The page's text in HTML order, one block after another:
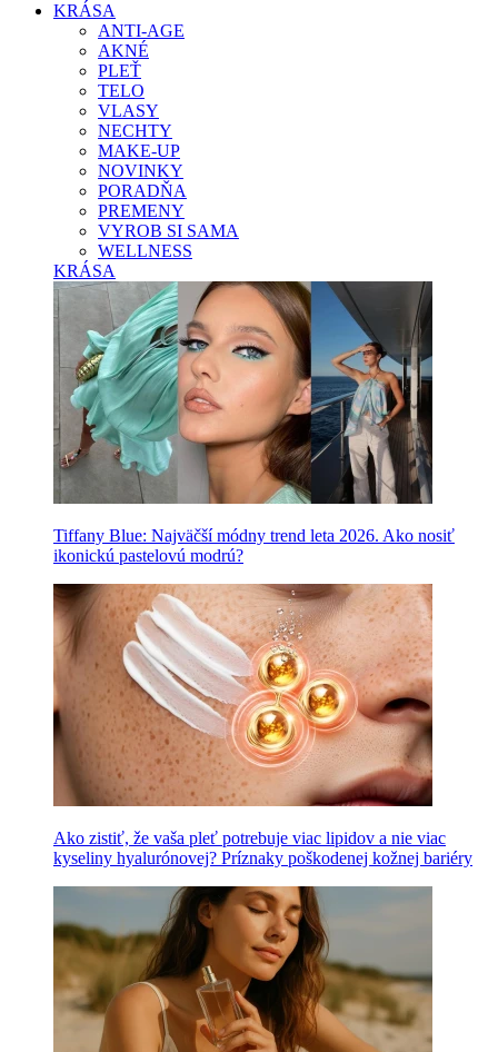
KRÁSA
ANTI-AGE
AKNÉ
PLEŤ
TELO
VLASY
NECHTY
MAKE-UP
NOVINKY
PORADŇA
PREMENY
VYROB SI SAMA
WELLNESS
KRÁSA
Tiffany Blue: Najväčší módny trend leta 2026. Ako nosiť
ikonickú pastelovú modrú?
Ako zistiť, že vaša pleť potrebuje viac lipidov a nie viac
kyseliny hyalurónovej? Príznaky poškodenej kožnej bariéry